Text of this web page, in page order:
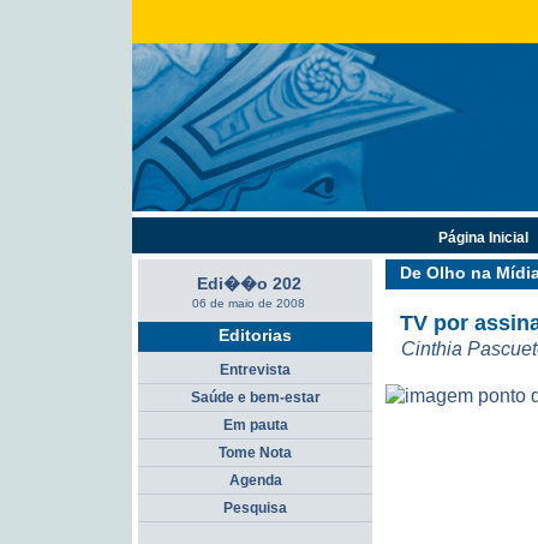
De Olho na
TV por
Cinthia
Edi��o 202
06 de maio de 2008
Editorias
Entrevista
Saúde e bem-estar
Em pauta
Tome Nota
Agenda
Pesquisa
Página Inicial